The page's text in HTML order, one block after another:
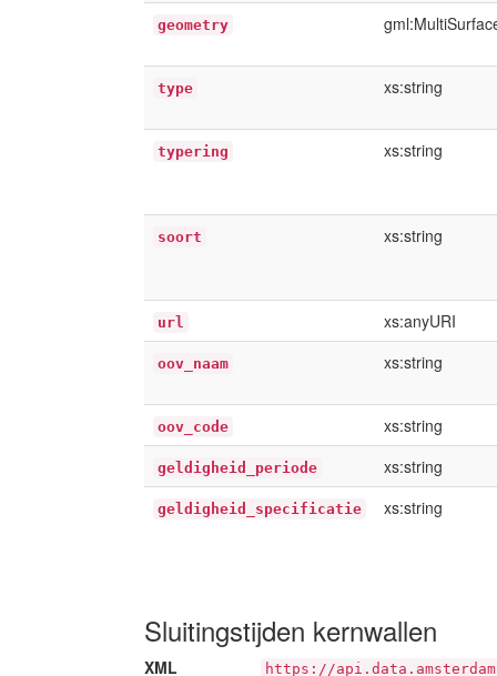
geometry
type xs:string
typering xs:string
soort xs:string
url xs:anyURI
oov_naam xs:string
oov_code xs:string
geldigheid_periode xs:string
geldigheid_specificatie xs:string
Sluitingstijden kernwallen
XML
https://